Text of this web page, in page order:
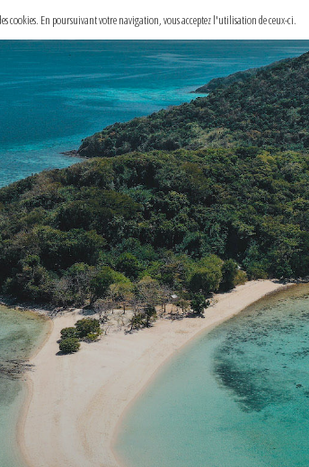
cookies. En poursuivant votre navigation, vous acceptez l'utilisation de ceux-ci.